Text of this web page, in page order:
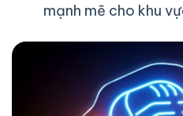
mạnh mẽ cho khu